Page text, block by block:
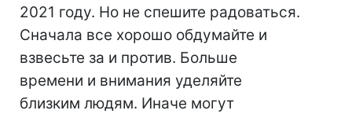
2021 году. Но не спешите радоваться.
Сначала все хорошо обдумайте и
взвесьте за и против. Больше
времени и внимания уделяйте
близким людям. Иначе могут